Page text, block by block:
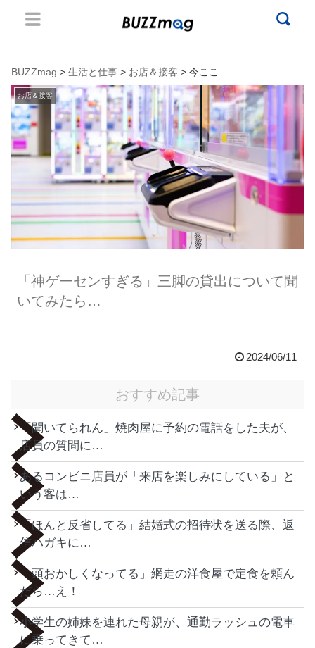
BUZZmag > 生活と仕事 > お店＆接客 > 今ここ
お店＆接客
「神ゲーセンすぎる」三脚の貸出について聞
いてみたら…
2024/06/11
おすすめ記事
「聞いてられん」焼肉屋に予約の電話をした夫が、
店員の質問に…
あるコンビニ店員が「来店を楽しみにしている」と
いう客は…
「ほんと反省してる」結婚式の招待状を送る際、返
信ハガキに…
「頭おかしくなってる」網走の洋食屋で定食を頼ん
だら…え！
小学生の姉妹を連れた母親が、通勤ラッシュの電車
に乗ってきて…